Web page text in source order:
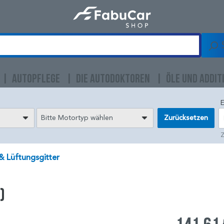
AUTOPFLEGE DIE AUTODOKTOREN ÖLE UND
Bitte Motortyp wählen Zurücksetzen
Lüftungsgitter